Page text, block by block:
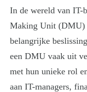
In de wereld van IT-
Making Unit (DMU)
belangrijke
een DMU vaak uit
met hun unieke rol
aan IT-managers,